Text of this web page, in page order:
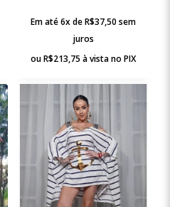
Em até 6x deR$37,50 sem
juros
ouR$213,75 à vista no PIX